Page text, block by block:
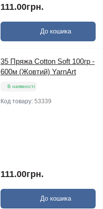
111.00грн.
До кошика
35 Пряжа Cotton Soft 100гр -
600м (Жовтий) YarnArt
В наявності
Код товару: 53339
111.00грн.
До кошика